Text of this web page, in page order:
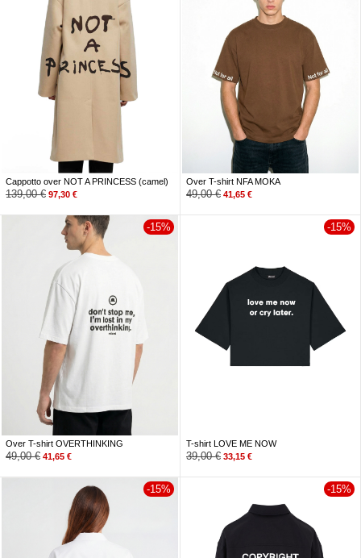
Cappotto over NOT A PRINCESS (camel)
139,00€ 97,30 €
Over T-shirt NFA MOKA
49,00€ 41,65 €
-15%
Over T-shirt OVERTHINKING
49,00€ 41,65 €
-15%
T-shirt LOVE ME NOW
39,00€ 33,15 €
-15% -15%